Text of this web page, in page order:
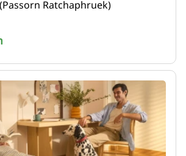
Ratchaphruek)